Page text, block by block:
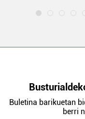
Buletina barikuetan
berri